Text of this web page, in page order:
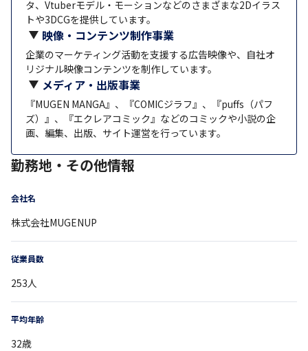
タ、Vtuberモデル・モーションなどのさまざまな2Dイラス
トや3DCGを提供しています。
映像・コンテンツ制作事業
企業のマーケティング活動を支援する広告映像や、自社オ
リジナル映像コンテンツを制作しています。
メディア・出版事業
『MUGEN MANGA』、『COMICジラフ』、『puffs（パフ
ズ）』、『エクレアコミック』などのコミックや小説の企
画、編集、出版、サイト運営を行っています。
勤務地・その他情報
会社名
株式会社MUGENUP
従業員数
253人
平均年齢
32歳